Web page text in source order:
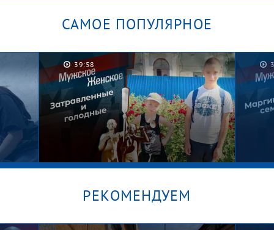
САМОЕ ПОПУЛЯРНОЕ
39:58
РЕКОМЕНДУЕМ